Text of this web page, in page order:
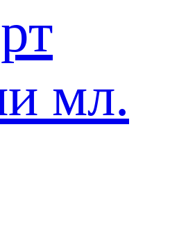
мл.